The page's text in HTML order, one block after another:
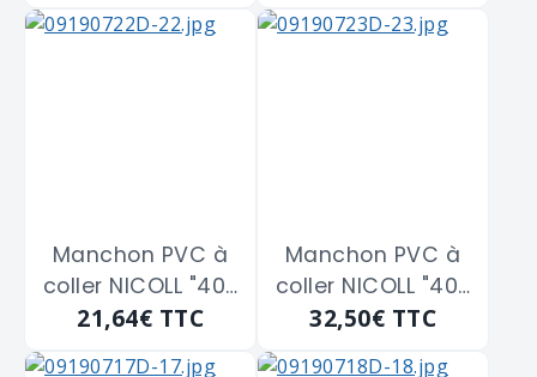
Manchon PVC à
coller NICOLL "40-
1873" double
21,64€ TTC
Manchon PVC à
coller NICOLL "40-
1874" double
32,50€ TTC